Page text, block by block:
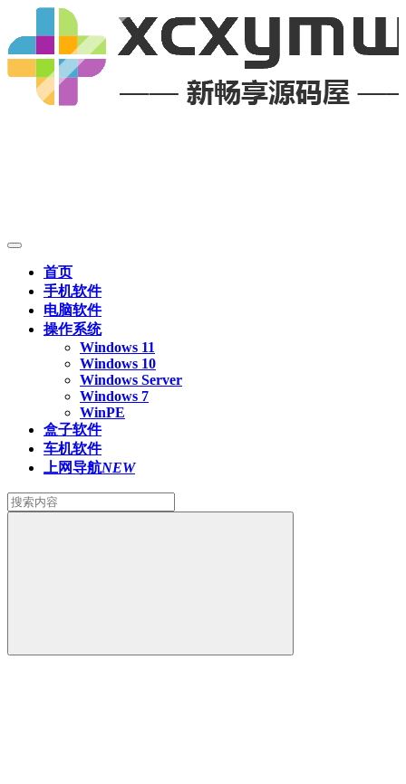
首页
手机软件
电脑软件
操作系统
Windows 11
Windows 10
Windows Server
Windows 7
WinPE
盒子软件
车机软件
上网导航NEW